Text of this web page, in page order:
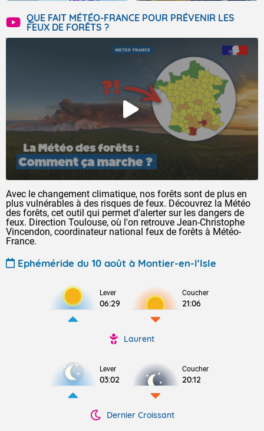
QUE FAIT MÉTÉO-FRANCE POUR PRÉVENIR LES
FEUX DE FORÊTS ?
Avec le changement climatique, nos forêts sont de plus en
plus vulnérables à des risques de feux. Découvrez la Météo
des forêts, cet outil qui permet d'alerter sur les dangers de
feux. Direction Toulouse, où l'on retrouve Jean-Christophe
Vincendon, coordinateur national feux de forêts à Météo-
France.
Ephéméride du 10 août à Montier-en-l'Isle
Lever
06:29
Coucher
21:06
Laurent
Lever
03:02
Coucher
20:12
Dernier Croissant